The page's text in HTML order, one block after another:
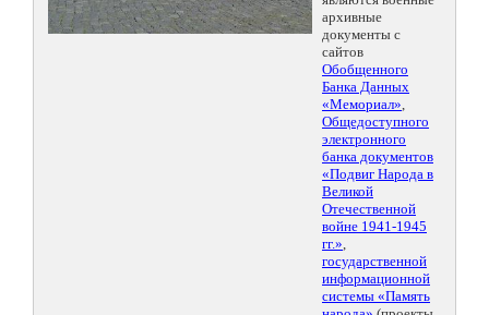
архивные
документы с
сайтов
Обобщенного
Банка Данных
«Мемориал»,
Общедоступного
электронного
банка документов
«Подвиг Народа в
Великой
Отечественной
войне 1941-1945
гг.»,
государственной
информационной
системы «Память